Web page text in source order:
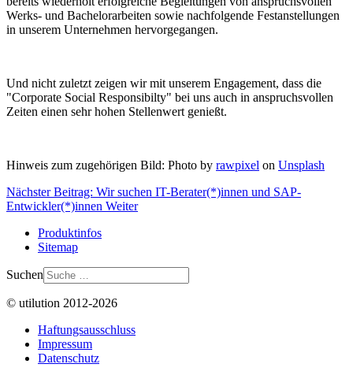
Werks- und Bachelorarbeiten sowie nachfolgende Festanstellungen
in unserem Unternehmen hervorgegangen.
Und nicht zuletzt zeigen wir mit unserem Engagement, dass die
"Corporate Social Responsibilty" bei uns auch in anspruchsvollen
Zeiten einen sehr hohen Stellenwert genießt.
Hinweis zum zugehörigen Bild: Photo by rawpixel on Unsplash
Nächster Beitrag: Wir suchen IT-Berater(*)innen und SAP-
Entwickler(*)innen Weiter
Produktinfos
Sitemap
Suchen
© utilution 2012-2026
Haftungsausschluss
Impressum
Datenschutz